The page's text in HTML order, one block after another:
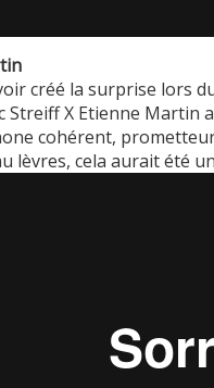
créé la surprise lors
Streiff X Etienne Martin
cohérent,
lèvres, cela aurait été